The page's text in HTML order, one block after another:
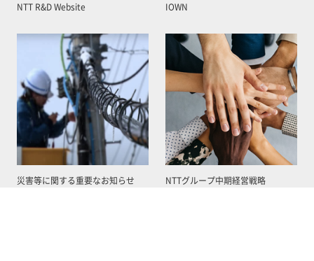
NTT R&D Website IOWN
災害等に関する重要なお知らせ NTTグループ中期経営戦略